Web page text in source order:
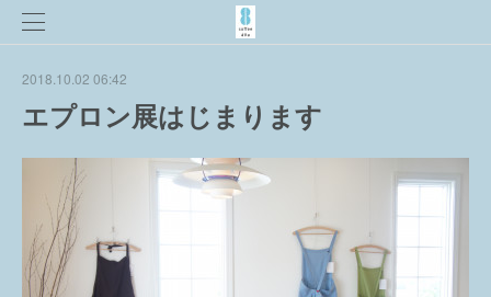
2018.10.02 06:42
エプロン展はじまります